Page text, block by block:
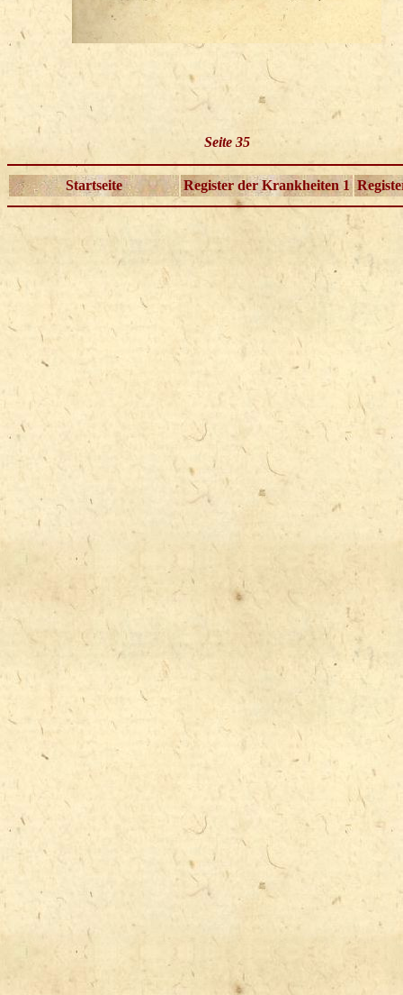
Seite 35
Startseite Register der Krankheiten 1